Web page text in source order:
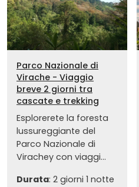
Parco Nazionale di
Virache - Viaggio
breve 2 giorni tra
cascate e trekking
Esplorerete la foresta
lussureggiante del
Parco Nazionale di
Virachey con viaggi...
Durata: 2 giorni 1 notte